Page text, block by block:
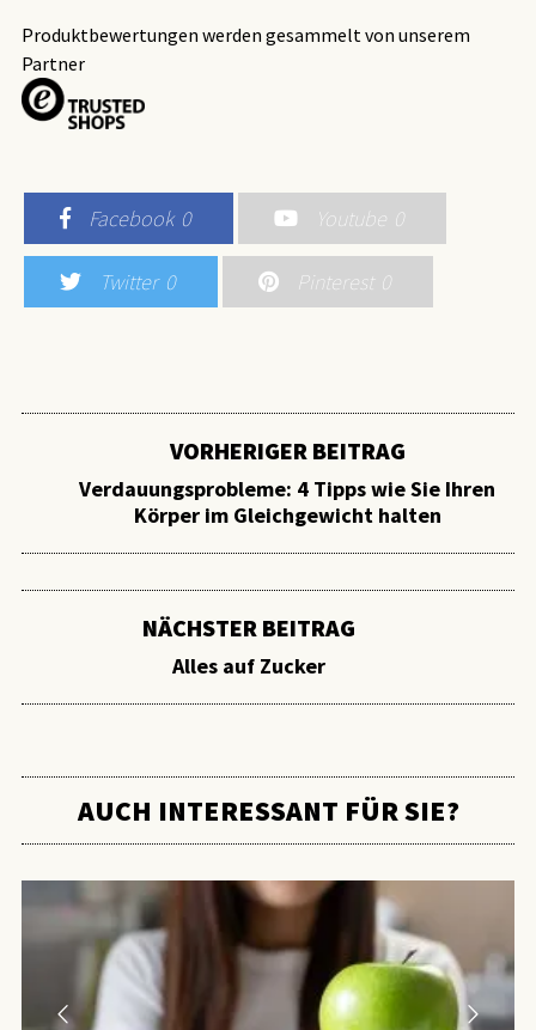
Produktbewertungen werden gesammelt von unserem
Partner
Facebook 0 Youtube 0
Twitter 0 Pinterest 0
VORHERIGER BEITRAG
Verdauungsprobleme: 4 Tipps wie Sie Ihren
Körper im Gleichgewicht halten
NÄCHSTER BEITRAG
Alles auf Zucker
AUCH INTERESSANT FÜR SIE?